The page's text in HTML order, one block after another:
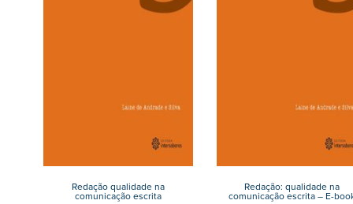
Redação qualidade na
comunicação escrita
Redação: qualidade na
comunicação escrita – E-